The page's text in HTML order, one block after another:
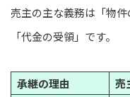
売主の主な義務は「物
「代金の受領」です。
承継の理由 売